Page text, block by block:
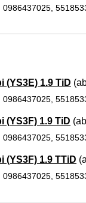
0986437025,
(YS3E) 1.9 TiD
0986437025,
(YS3F) 1.9 TiD
0986437025,
(YS3F) 1.9 TTiD
0986437025,